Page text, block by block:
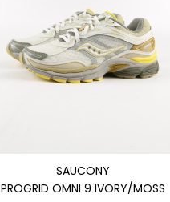
SAUCONY
PROGRID OMNI 9 IVORY/MOSS